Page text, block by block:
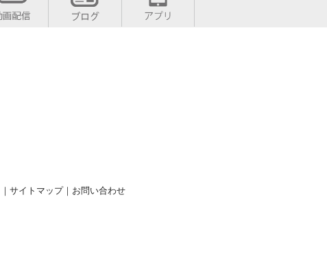
｜ サイトマップ｜ お問い合わせ